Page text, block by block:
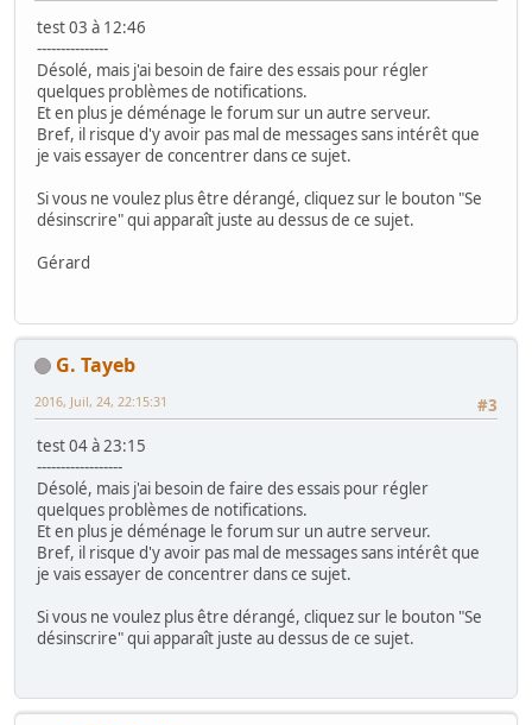
test 03 à 12:46
---------------
Désolé, mais j'ai besoin de faire des essais pour régler
quelques problèmes de notifications.
Et en plus je déménage le forum sur un autre serveur.
Bref, il risque d'y avoir pas mal de messages sans intérêt que
je vais essayer de concentrer dans ce sujet.
Si vous ne voulez plus être dérangé, cliquez sur le bouton "Se
désinscrire" qui apparaît juste au dessus de ce sujet.
Gérard
G. Tayeb
#3
2016, Juil, 24, 22:15:31
test 04 à 23:15
------------------
Désolé, mais j'ai besoin de faire des essais pour régler
quelques problèmes de notifications.
Et en plus je déménage le forum sur un autre serveur.
Bref, il risque d'y avoir pas mal de messages sans intérêt que
je vais essayer de concentrer dans ce sujet.
Si vous ne voulez plus être dérangé, cliquez sur le bouton "Se
désinscrire" qui apparaît juste au dessus de ce sujet.